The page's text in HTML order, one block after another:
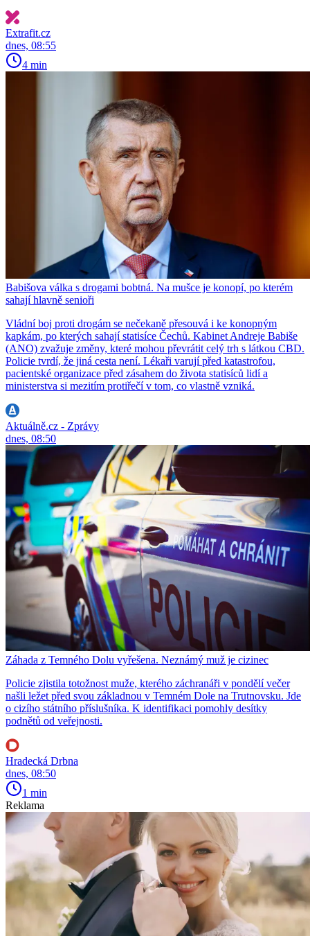
Extrafit.cz
dnes, 08:55
4 min
Babišova válka s drogami bobtná. Na mušce je konopí, po kterém
sahají hlavně senioři
Vládní boj proti drogám se nečekaně přesouvá i ke konopným
kapkám, po kterých sahají statisíce Čechů. Kabinet Andreje Babiše
(ANO) zvažuje změny, které mohou převrátit celý trh s látkou CBD.
Policie tvrdí, že jiná cesta není. Lékaři varují před katastrofou,
pacientské organizace před zásahem do života statisíců lidí a
ministerstva si mezitím protiřečí v tom, co vlastně vzniká.
Aktuálně.cz - Zprávy
dnes, 08:50
Záhada z Temného Dolu vyřešena. Neznámý muž je cizinec
Policie zjistila totožnost muže, kterého záchranáři v pondělí večer
našli ležet před svou základnou v Temném Dole na Trutnovsku. Jde
o cizího státního příslušníka. K identifikaci pomohly desítky
podnětů od veřejnosti.
Hradecká Drbna
dnes, 08:50
1 min
Reklama